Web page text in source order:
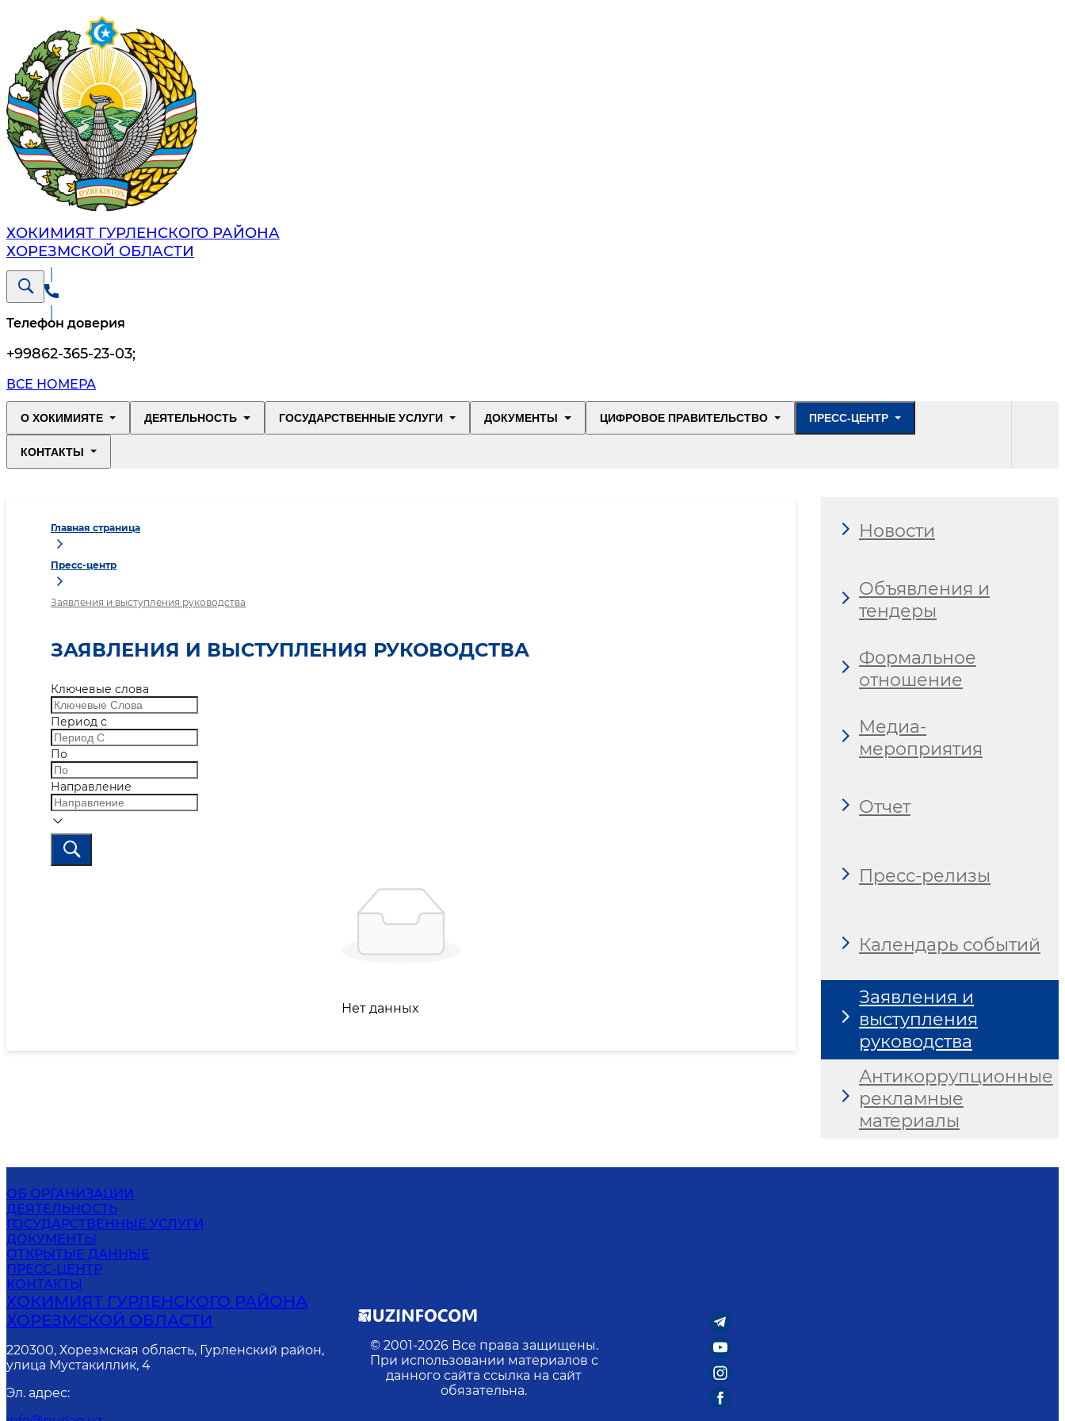
ХОКИМИЯТ ГУРЛЕНСКОГО РАЙОНА
ХОРЕЗМСКОЙ ОБЛАСТИ
Телефон доверия
+99862-365-23-03;
ВСЕ НОМЕРА
О ХОКИМИЯТЕ ДЕЯТЕЛЬНОСТЬ ГОСУДАРСТВЕННЫЕ УСЛУГИ ДОКУМЕНТЫ ЦИФРОВОЕ ПРАВИТЕЛЬСТВО ПРЕСС-ЦЕНТР
КОНТАКТЫ
Главная страница
Пресс-центр
Заявления и выступления руководства
ЗАЯВЛЕНИЯ И ВЫСТУПЛЕНИЯ РУКОВОДСТВА
Ключевые слова
Период с
По
Направление
Нет данных
Новости
Объявления и
тендеры
Формальное
отношение
Медиа-
мероприятия
Отчет
Пресс-релизы
Календарь событий
Заявления и
выступления
руководства
Антикоррупционные
рекламные
материалы
ОБ ОРГАНИЗАЦИИ
ДЕЯТЕЛЬНОСТЬ
ГОСУДАРСТВЕННЫЕ УСЛУГИ
ДОКУМЕНТЫ
ОТКРЫТЫЕ ДАННЫЕ
ПРЕСС-ЦЕНТР
КОНТАКТЫ
ХОКИМИЯТ ГУРЛЕНСКОГО РАЙОНА
ХОРЕЗМСКОЙ ОБЛАСТИ
220300, Хорезмская область, Гурленский район,
улица Мустакиллик, 4
Эл. адрес:
© 2001-2026 Все права защищены.
При использовании материалов с
данного сайта ссылка на сайт
обязательна.